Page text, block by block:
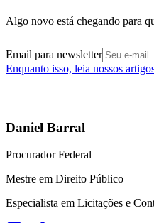
Algo novo está chegando para
Email para newsletter
Enquanto isso, leia nossos
Daniel Barral
Procurador Federal
Mestre em Direito Público
Especialista em Licitações e